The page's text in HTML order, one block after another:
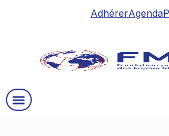
AdhérerAgenda